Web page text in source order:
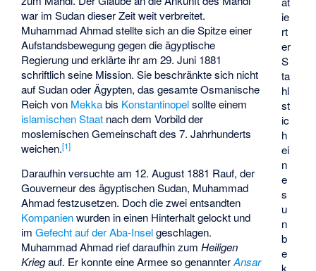
ie
rt
er
S
ta
hl
st
ic
h
ei
n
e
s
u
n
b
e
k
war im Sudan dieser Zeit weit verbreitet.
Muhammad Ahmad stellte sich an die Spitze einer
Aufstandsbewegung gegen die ägyptische
Regierung und erklärte ihr am 29. Juni 1881
schriftlich seine Mission. Sie beschränkte sich nicht
auf Sudan oder Ägypten, das gesamte Osmanische
Reich von Mekkabis Konstantinopelsollte einem
islamischen Staat nach dem Vorbild der
moslemischen Gemeinschaft des 7. Jahrhunderts
weichen.[1]
Daraufhin versuchte am 12. August 1881 Rauf, der
Gouverneur des ägyptischen Sudan, Muhammad
Ahmad festzusetzen. Doch die zwei entsandten
Kompanienwurden in einen Hinterhalt gelockt und
imGefecht auf der Aba-Inselgeschlagen.
Muhammad Ahmad rief daraufhin zumHeiligen
Kriegauf. Er konnte eine Armee so genannterAnsar